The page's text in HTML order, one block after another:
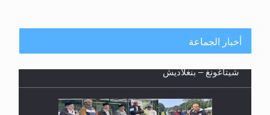
أخبار الجماعة